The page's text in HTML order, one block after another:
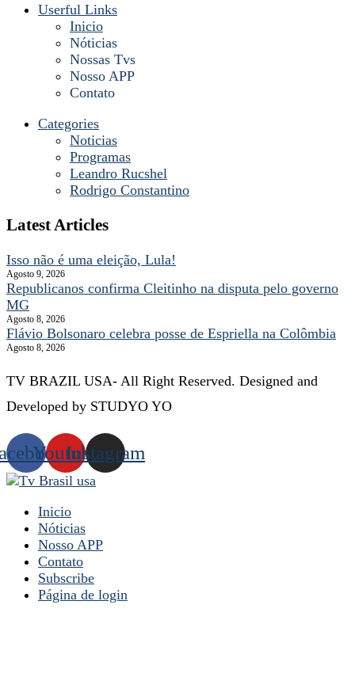
Userful Links
Inicio
Nóticias
Nossas Tvs
Nosso APP
Contato
Categories
Noticias
Programas
Leandro Rucshel
Rodrigo Constantino
Latest Articles
Isso não é uma eleição, Lula!
Agosto 9, 2026
Republicanos confirma Cleitinho na disputa pelo governo
MG
Agosto 8, 2026
Flávio Bolsonaro celebra posse de Espriella na Colômbia
Agosto 8, 2026
TV BRAZIL USA- All Right Reserved. Designed and
Developed by STUDYO YO
YoutubeInstagram
Inicio
Nóticias
Nosso APP
Contato
Subscribe
Página de login